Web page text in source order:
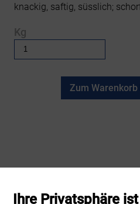
knackig, saftig, süsslich;
Kg
Zum
Ihre Privatsphäre